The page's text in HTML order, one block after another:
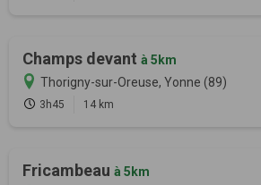
Champs devant à 5km
Thorigny-sur-Oreuse, Yonne (89)
3h45 14 km
Fricambeau à 5km